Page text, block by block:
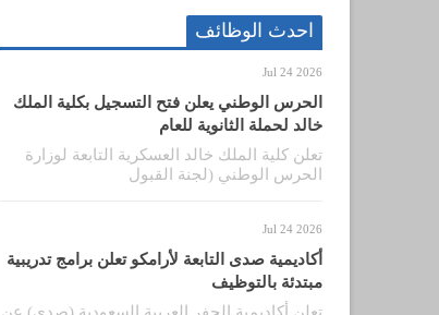
احدث الوظائف
Jul 24 2026
الحرس الوطني يعلن فتح التسجيل بكلية الملك
خالد لحملة الثانوية للعام
تعلن كلية الملك خالد العسكرية التابعة لوزارة
الحرس الوطني (لجنة القبول
Jul 24 2026
أكاديمية صدى التابعة لأرامكو تعلن برامج تدريبية
مبتدئة بالتوظيف